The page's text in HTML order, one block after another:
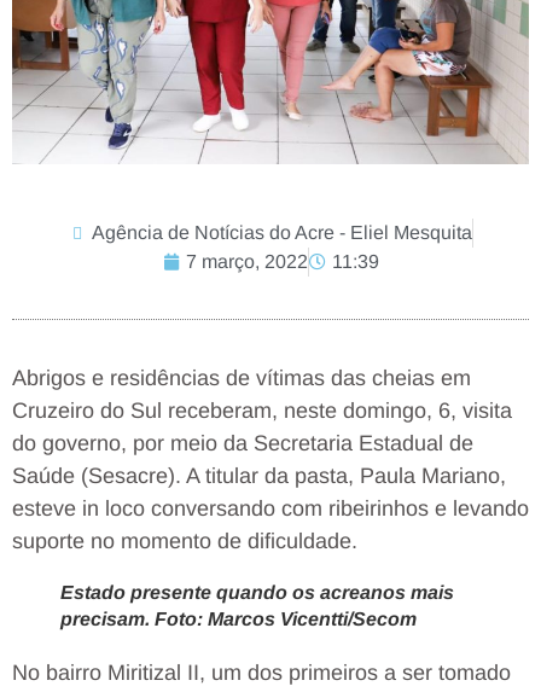
Agência de Notícias do Acre - Eliel Mesquita
7 março, 2022
11:39
Abrigos e residências de vítimas das cheias em
Cruzeiro do Sul receberam, neste domingo, 6, visita
do governo, por meio da Secretaria Estadual de
Saúde (Sesacre). A titular da pasta, Paula Mariano,
esteve in loco conversando com ribeirinhos e levando
suporte no momento de dificuldade.
Estado presente quando os acreanos mais
precisam. Foto: Marcos Vicentti/Secom
No bairro Miritizal II, um dos primeiros a ser tomado